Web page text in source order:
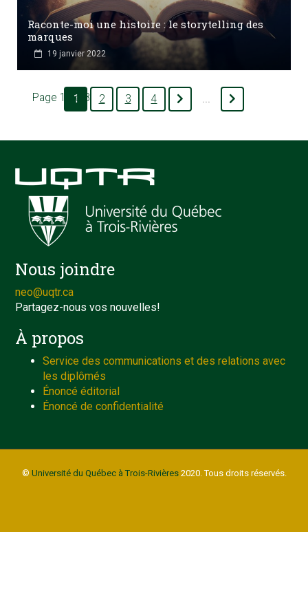
Raconte-moi une histoire : le storytelling des
marques
19 janvier 2022
Page 1 de 8
1 2 3 4
Nous joindre
neo@uqtr.ca
Partagez-nous vos nouvelles!
À propos
Service des communications et des relations avec
les diplômés
Énoncé éditorial
Énoncé de confidentialité
© Université du Québec à Trois-Rivières2020. Tous droits réservés.